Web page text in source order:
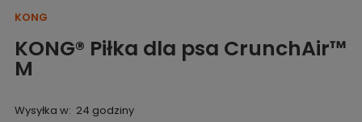
KONG
KONG® Piłka dla psa CrunchAir™
M
Wysyłka w: 24 godziny